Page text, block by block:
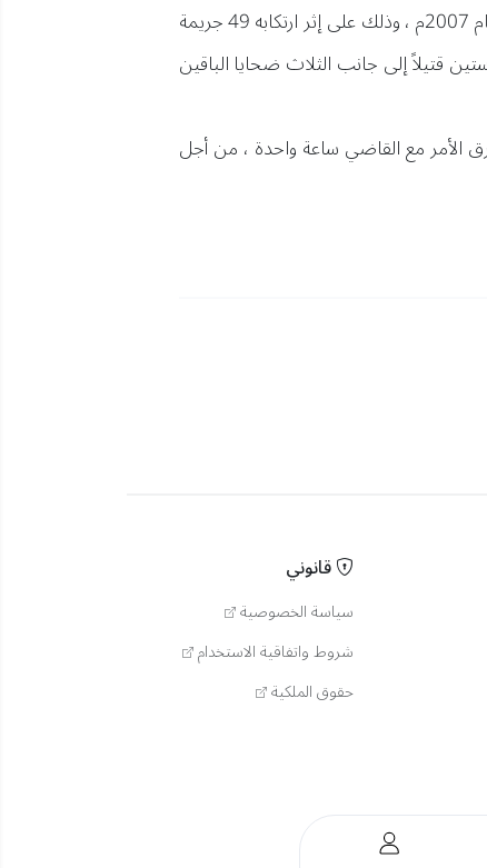
تم اعتقال سفاح رقعة الشطرنج ، في 16 يونيو من عام 2006م ، ثم تمت إدانته عن جرائمه في عام 2007م ، وذلك على إثر ارتكابه 49 جريمة
، ليصبح عدد قتلاه ستين قتيلاً إلى جانب الثلاث ضحايا الباقين
مع القاضي ساعة واحدة ، من أجل
قانوني
سياسة الخصوصية
شروط واتفاقية الاستخدام
حقوق الملكية